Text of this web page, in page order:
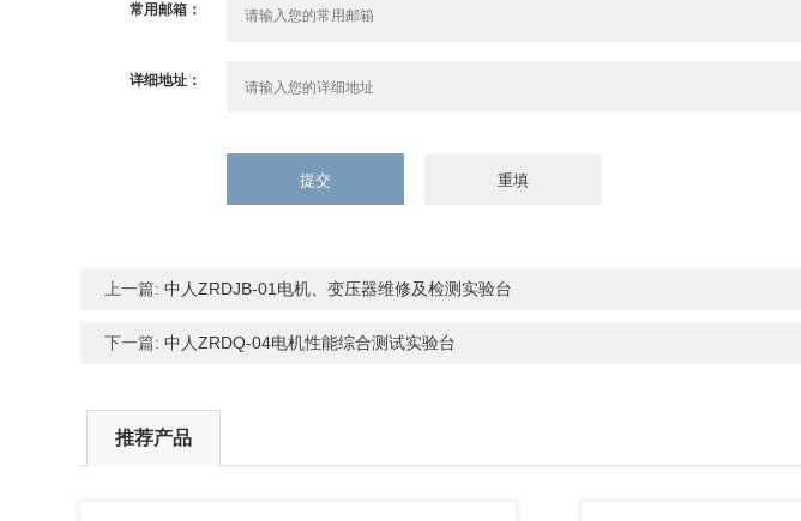
常用邮箱：
详细地址：
上一篇: 中人ZRDJB-01电机、变压器维修及检测实验台
下一篇: 中人ZRDQ-04电机性能综合测试实验台
推荐产品